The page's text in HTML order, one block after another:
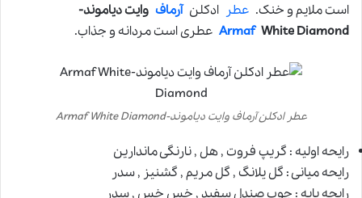
است ملایم و خنک. عطر ادکلنآرماف وایت دیاموند-
ArmafWhite Diamond عطری است مردانه و جذاب.
عطر ادکلن آرماف وایت دیاموند-Armaf White Diamond
رایحه اولیه : گریپ فروت , هل , نارنگی ماندارین
رایحه میانی : گل یلانگ , گل مریم , گشنیز , سدر
رایحه پایه : چوب صندل سفید , خس خس , سدر